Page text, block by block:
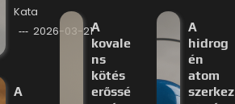
Kata
2026-03-21
A
A
kovale
ns
kötés
erőssé
A
hidrog
én
atom
szerkez